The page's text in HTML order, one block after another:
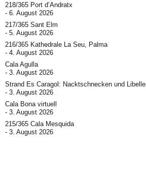
218/365 Port d’Andratx
6. August 2026
217/365 Sant Elm
5. August 2026
216/365 Kathedrale La Seu, Palma
4. August 2026
Cala Agulla
3. August 2026
Strand Es Caragol: Nacktschnecken und
3. August 2026
Cala Bona virtuell
3. August 2026
215/365 Cala Mesquida
3. August 2026